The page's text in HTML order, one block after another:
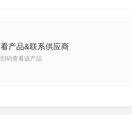
产品&联系供应商
码查看该产品